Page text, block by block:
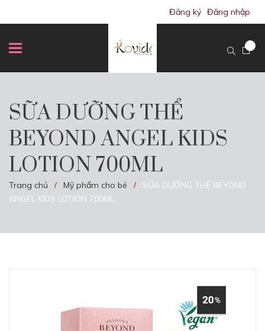
Đăng ký Đăng nhập
SỮA DƯỠNG THỂ
BEYOND ANGEL KIDS
LOTION 700ML
Trang chủ / Mỹ phẩm cho bé /
SỮA DƯỠNG THỂ BEYOND
ANGEL KIDS LOTION 700ML